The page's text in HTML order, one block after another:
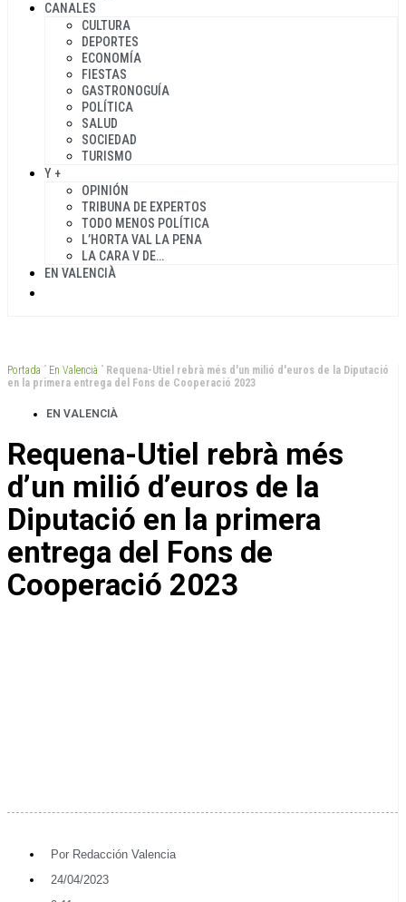
CANALES
CULTURA
DEPORTES
ECONOMÍA
FIESTAS
GASTRONOGUÍA
POLÍTICA
SALUD
SOCIEDAD
TURISMO
Y +
OPINIÓN
TRIBUNA DE EXPERTOS
TODO MENOS POLÍTICA
L’HORTA VAL LA PENA
LA CARA V DE…
EN VALENCIÀ
Portada ” En Valencià ” Requena-Utiel rebrà més d'un milió d'euros de la Diputació
en la primera entrega del Fons de Cooperació 2023
EN VALENCIÀ
Requena-Utiel rebrà més
d’un milió d’euros de la
Diputació en la primera
entrega del Fons de
Cooperació 2023
Por Redacción Valencia
24/04/2023